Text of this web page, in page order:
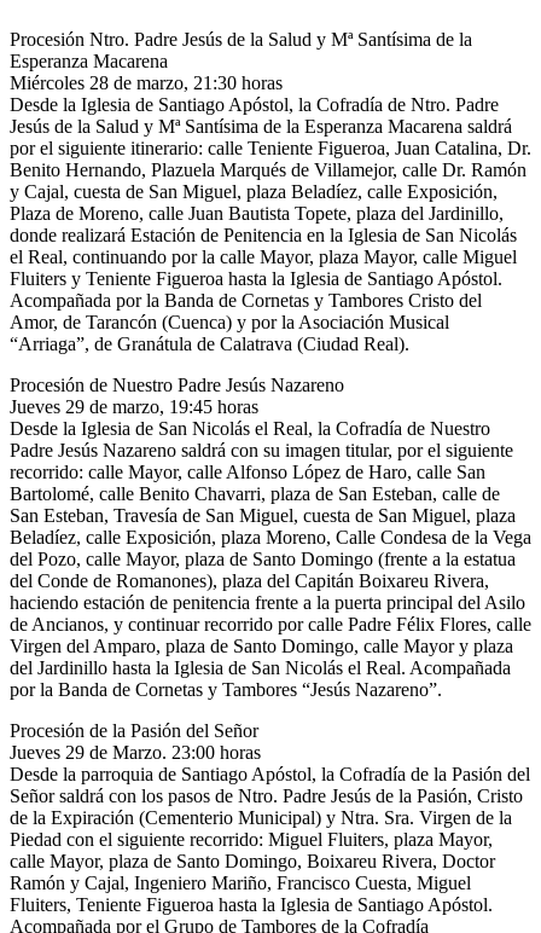
Procesión Ntro. Padre Jesús de la Salud y Mª Santísima de la
Esperanza Macarena
Miércoles 28 de marzo, 21:30 horas
Desde la Iglesia de Santiago Apóstol, la Cofradía de Ntro. Padre
Jesús de la Salud y Mª Santísima de la Esperanza Macarena saldrá
por el siguiente itinerario: calle Teniente Figueroa, Juan Catalina, Dr.
Benito Hernando, Plazuela Marqués de Villamejor, calle Dr. Ramón
y Cajal, cuesta de San Miguel, plaza Beladíez, calle Exposición,
Plaza de Moreno, calle Juan Bautista Topete, plaza del Jardinillo,
donde realizará Estación de Penitencia en la Iglesia de San Nicolás
el Real, continuando por la calle Mayor, plaza Mayor, calle Miguel
Fluiters y Teniente Figueroa hasta la Iglesia de Santiago Apóstol.
Acompañada por la Banda de Cornetas y Tambores Cristo del
Amor, de Tarancón (Cuenca) y por la Asociación Musical
“Arriaga”, de Granátula de Calatrava (Ciudad Real).
Procesión de Nuestro Padre Jesús Nazareno
Jueves 29 de marzo, 19:45 horas
Desde la Iglesia de San Nicolás el Real, la Cofradía de Nuestro
Padre Jesús Nazareno saldrá con su imagen titular, por el siguiente
recorrido: calle Mayor, calle Alfonso López de Haro, calle San
Bartolomé, calle Benito Chavarri, plaza de San Esteban, calle de
San Esteban, Travesía de San Miguel, cuesta de San Miguel, plaza
Beladíez, calle Exposición, plaza Moreno, Calle Condesa de la Vega
del Pozo, calle Mayor, plaza de Santo Domingo (frente a la estatua
del Conde de Romanones), plaza del Capitán Boixareu Rivera,
haciendo estación de penitencia frente a la puerta principal del Asilo
de Ancianos, y continuar recorrido por calle Padre Félix Flores, calle
Virgen del Amparo, plaza de Santo Domingo, calle Mayor y plaza
del Jardinillo hasta la Iglesia de San Nicolás el Real. Acompañada
por la Banda de Cornetas y Tambores “Jesús Nazareno”.
Procesión de la Pasión del Señor
Jueves 29 de Marzo. 23:00 horas
Desde la parroquia de Santiago Apóstol, la Cofradía de la Pasión del
Señor saldrá con los pasos de Ntro. Padre Jesús de la Pasión, Cristo
de la Expiración (Cementerio Municipal) y Ntra. Sra. Virgen de la
Piedad con el siguiente recorrido: Miguel Fluiters, plaza Mayor,
calle Mayor, plaza de Santo Domingo, Boixareu Rivera, Doctor
Ramón y Cajal, Ingeniero Mariño, Francisco Cuesta, Miguel
Fluiters, Teniente Figueroa hasta la Iglesia de Santiago Apóstol.
Acompañada por el Grupo de Tambores de la Cofradía